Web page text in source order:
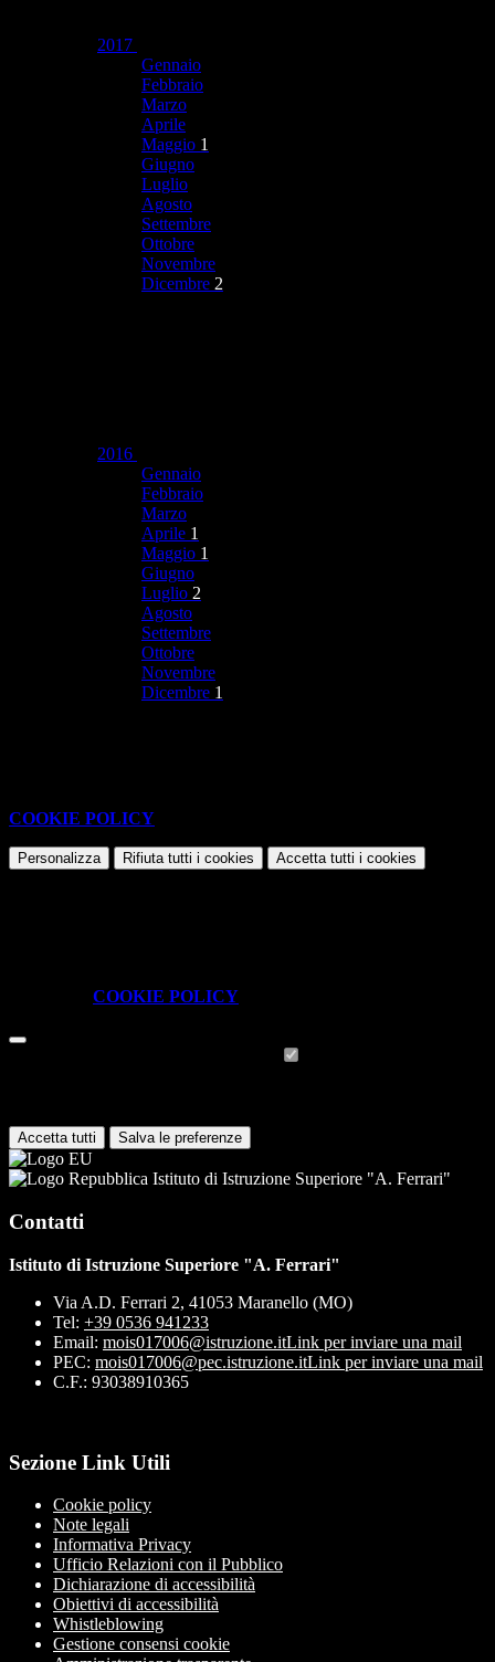
2017
Gennaio
Febbraio
Marzo
Aprile
Maggio 1
Giugno
Luglio
Agosto
Settembre
Ottobre
Novembre
Dicembre 2
2016
Gennaio
Febbraio
Marzo
Aprile 1
Maggio 1
Giugno
Luglio 2
Agosto
Settembre
Ottobre
Novembre
Dicembre 1
COOKIE POLICY
Personalizza Rifiuta tutti i cookies Accetta tutti i cookies
COOKIE POLICY
Accetta tutti Salva le preferenze
Istituto di Istruzione Superiore "A. Ferrari"
Contatti
Istituto di Istruzione Superiore "A. Ferrari"
Via A.D. Ferrari 2, 41053 Maranello (MO)
Tel: +39 0536 941233
Email: mois017006@istruzione.itLink per inviare una mail
PEC: mois017006@pec.istruzione.itLink per inviare una mail
C.F.: 93038910365
Sezione Link Utili
Cookie policy
Note legali
Informativa Privacy
Ufficio Relazioni con il Pubblico
Dichiarazione di accessibilità
Obiettivi di accessibilità
Whistleblowing
Gestione consensi cookie